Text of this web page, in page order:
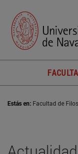
Estás en: Facultad de